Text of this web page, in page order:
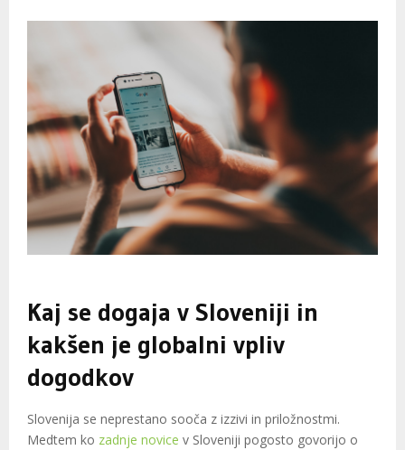
Kaj se dogaja v Sloveniji in
kakšen je globalni vpliv
dogodkov
Slovenija se neprestano sooča z izzivi in priložnostmi.
Medtem ko zadnje novice v Sloveniji pogosto govorijo o